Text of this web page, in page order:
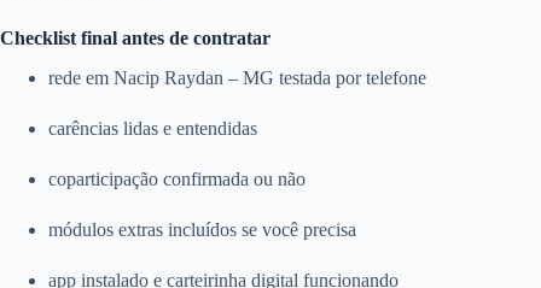
Checklist final antes de contratar
rede em Nacip Raydan – MG testada por telefone
carências lidas e entendidas
coparticipação confirmada ou não
módulos extras incluídos se você precisa
app instalado e carteirinha digital funcionando